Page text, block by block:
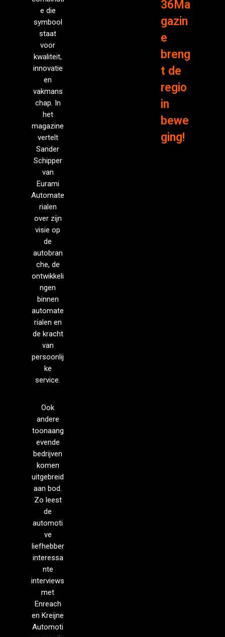
e die
symbool
staat
voor
kwaliteit,
innovatie
en
vakmans
chap. In
het
magazine
vertelt
Sander
Schipper
van
Eurami
Automate
rialen
over zijn
visie op
de
autobran
che, de
ontwikkeli
ngen
binnen
automate
rialen en
de kracht
van
persoonlij
ke
service.
Ook
andere
toonaang
evende
bedrijven
komen
uitgebreid
aan bod.
Zo leest
de
automoti
ve
liefhebber
interessa
nte
interviews
met
Enreach
en Kreijne
Automoti
36Ma
gazin
e
breng
t de
regio
in
bewe
ging!